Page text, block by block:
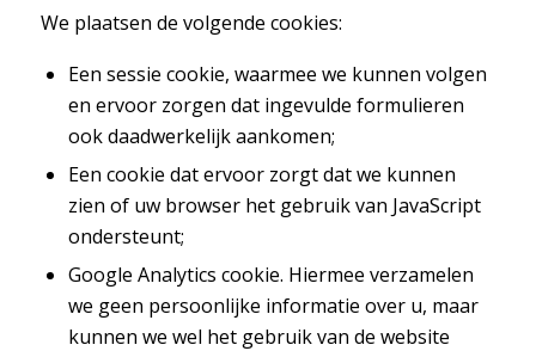
We plaatsen de volgende cookies:
Een sessie cookie, waarmee we kunnen volgen
en ervoor zorgen dat ingevulde formulieren
ook daadwerkelijk aankomen;
Een cookie dat ervoor zorgt dat we kunnen
zien of uw browser het gebruik van JavaScript
ondersteunt;
Google Analytics cookie. Hiermee verzamelen
we geen persoonlijke informatie over u, maar
kunnen we wel het gebruik van de website